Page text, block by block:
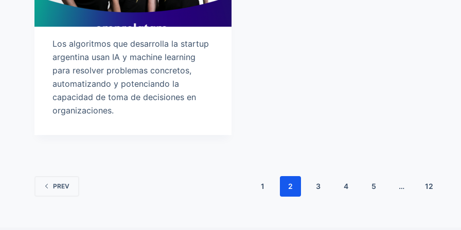
Los algoritmos que desarrolla la startup
argentina usan IA y machine learning
para resolver problemas concretos,
automatizando y potenciando la
capacidad de toma de decisiones en
organizaciones.
PREV 1 2 3 4 5 … 12